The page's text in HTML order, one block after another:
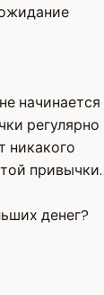
начинается
регулярно
никакого
привычки.
денег?